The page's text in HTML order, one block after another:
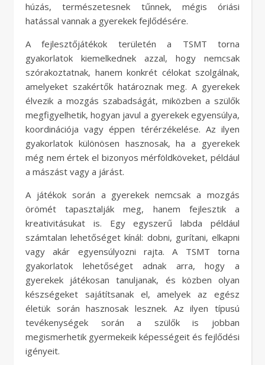
húzás, természetesnek tűnnek, mégis óriási
hatással vannak a gyerekek fejlődésére.
A fejlesztőjátékok területén a TSMT torna
gyakorlatok kiemelkednek azzal, hogy nemcsak
szórakoztatnak, hanem konkrét célokat szolgálnak,
amelyeket szakértők határoznak meg. A gyerekek
élvezik a mozgás szabadságát, miközben a szülők
megfigyelhetik, hogyan javul a gyerekek egyensúlya,
koordinációja vagy éppen térérzékelése. Az ilyen
gyakorlatok különösen hasznosak, ha a gyerekek
még nem értek el bizonyos mérföldköveket, például
a mászást vagy a járást.
A játékok során a gyerekek nemcsak a mozgás
örömét tapasztalják meg, hanem fejlesztik a
kreativitásukat is. Egy egyszerű labda például
számtalan lehetőséget kínál: dobni, gurítani, elkapni
vagy akár egyensúlyozni rajta. A TSMT torna
gyakorlatok lehetőséget adnak arra, hogy a
gyerekek játékosan tanuljanak, és közben olyan
készségeket sajátítsanak el, amelyek az egész
életük során hasznosak lesznek. Az ilyen típusú
tevékenységek során a szülők is jobban
megismerhetik gyermekeik képességeit és fejlődési
igényeit.